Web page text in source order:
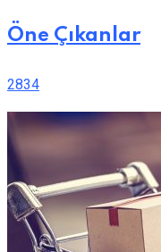
Öne Çıkanlar
2834